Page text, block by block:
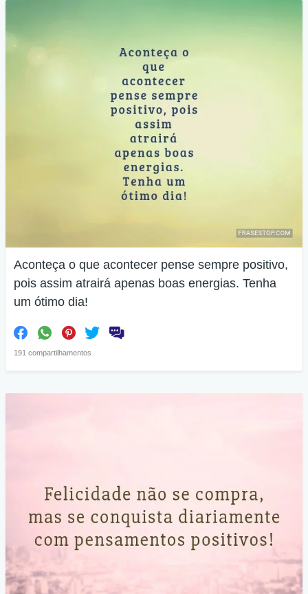
Aconteça o que acontecer pense sempre positivo,
pois assim atrairá apenas boas energias. Tenha
um ótimo dia!
191 compartilhamentos